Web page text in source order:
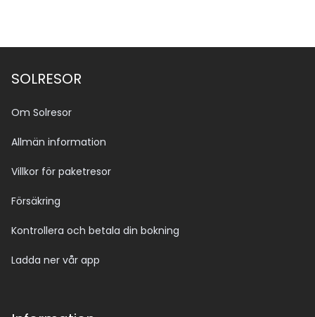
SOLRESOR
Om Solresor
Allmän information
Villkor för paketresor
Försäkring
Kontrollera och betala din bokning
Ladda ner vår app